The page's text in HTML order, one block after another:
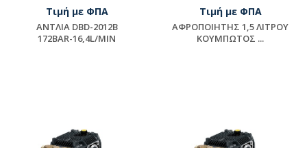
Τιμή με ΦΠΑ
ΑΝΤΛΙΑ DBD-2012B
172BAR-16,4L/MIN
Τιμή με ΦΠΑ
ΑΦΡΟΠΟΙΗΤΗΣ 1,5 ΛΙΤΡΟΥ
KOYMΠΩΤΟΣ ...